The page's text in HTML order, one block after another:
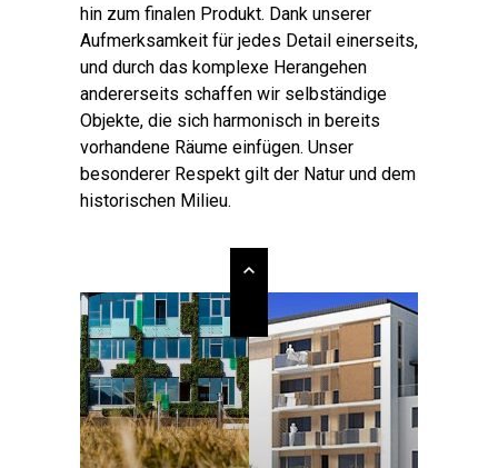
hin zum finalen Produkt. Dank unserer
Aufmerksamkeit für jedes Detail einerseits,
und durch das komplexe Herangehen
andererseits schaffen wir selbständige
Objekte, die sich harmonisch in bereits
vorhandene Räume einfügen. Unser
besonderer Respekt gilt der Natur und dem
historischen Milieu.